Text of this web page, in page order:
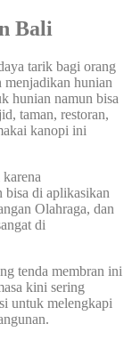
Bali
tarik bagi orang
menjadikan hunian
hunian namun bisa
taman, restoran,
kanopi ini
bisa di aplikasikan
Olahraga, dan
di
tenda membran ini
kini sering
untuk melengkapi